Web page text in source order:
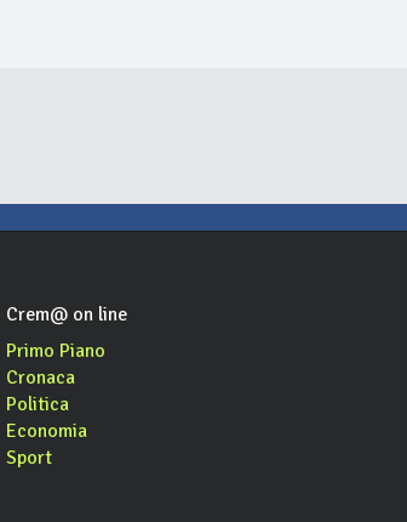
Crem@ on line
Primo Piano
Cronaca
Politica
Economia
Sport